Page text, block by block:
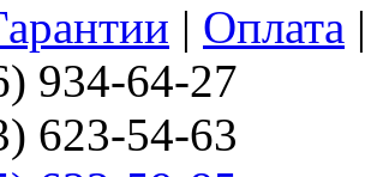
| Оплата
934-64-27
623-54-63